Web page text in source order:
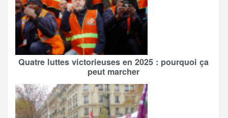
Quatre luttes victorieuses en 2025 : pourquoi ça
peut marcher